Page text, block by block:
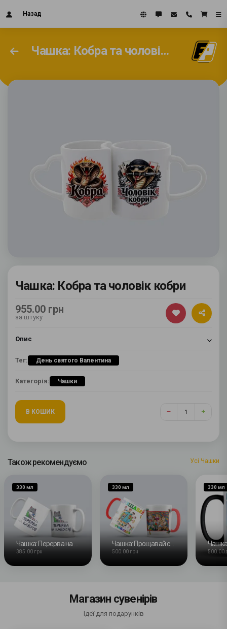
Назад
Чашка: Кобра та чоловік кобри
Чашка: Кобра та чоловік кобри
955.00 грн
за штуку
Опис
Тег: День святого Валентина
Категорія: Чашки
В КОШИК
Також рекомендуємо Усі Чашки
330 мл
385.00 грн
330 мл
Чашка: Прощавай садочок
500.00 грн
330 мл
500.00
Магазин сувенірів
Ідеї для подарунків